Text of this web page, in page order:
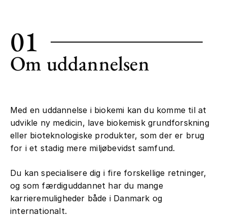
01
Om uddannelsen
Med en uddannelse i biokemi kan du komme til at
udvikle ny medicin, lave biokemisk grundforskning
eller bioteknologiske produkter, som der er brug
for i et stadig mere miljøbevidst samfund.
Du kan specialisere dig i fire forskellige retninger,
og som færdiguddannet har du mange
karrieremuligheder både i Danmark og
internationalt.